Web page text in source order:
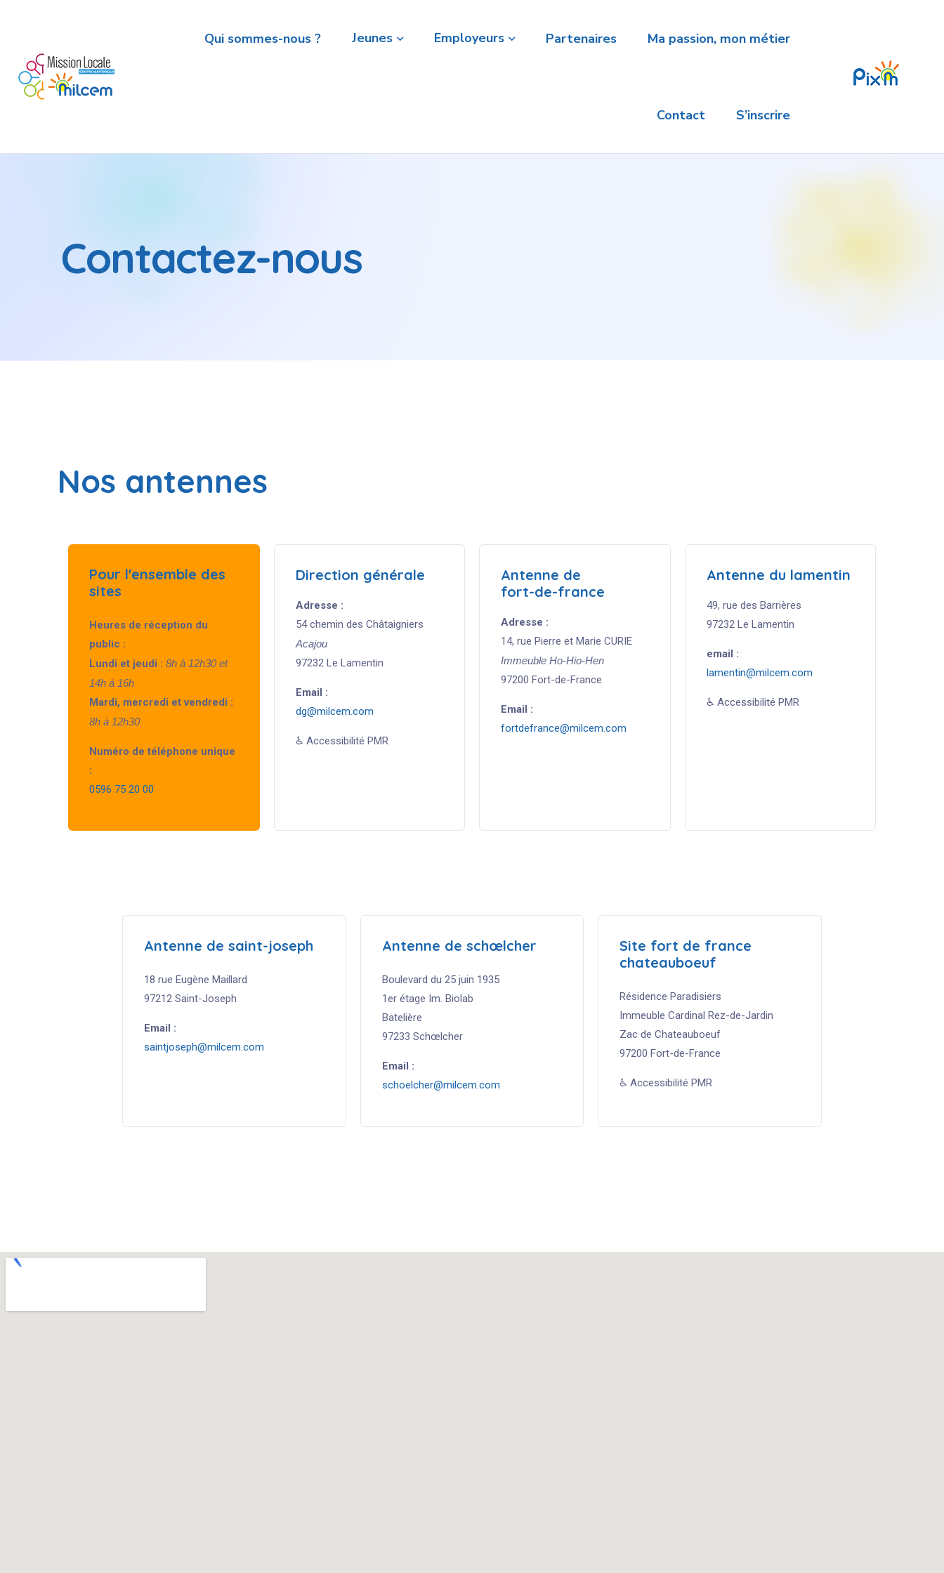
Qui sommes-nous ? Jeunes Employeurs Partenaires Ma passion, mon métier
Contact S’inscrire
Contactez-nous
Nos antennes
Pour l'ensemble des
sites
Heures de réception du
public :
Lundi et jeudi : 8h à 12h30 et
14h à 16h
Mardi, mercredi et vendredi :
8h à 12h30
Numéro de téléphone unique
:
0596 75 20 00
Direction générale
Adresse :
54 chemin des Châtaigniers
Acajou
97232 Le Lamentin
Email :
dg@milcem.com
♿ Accessibilité PMR
Antenne de
fort-de-france
Adresse :
14, rue Pierre et Marie CURIE
Immeuble Ho-Hio-Hen
97200 Fort-de-France
Email :
fortdefrance@milcem.com
Antenne du lamentin
49, rue des Barrières
97232 Le Lamentin
email :
lamentin@milcem.com
♿ Accessibilité PMR
Antenne de saint-joseph
18 rue Eugène Maillard
97212 Saint-Joseph
Email :
saintjoseph@milcem.com
Antenne de schœlcher
Boulevard du 25 juin 1935
1er étage Im. Biolab
Batelière
97233 Schœlcher
Email :
schoelcher@milcem.com
Site fort de france
chateauboeuf
Résidence Paradisiers
Immeuble Cardinal Rez-de-Jardin
Zac de Chateauboeuf
97200 Fort-de-France
♿ Accessibilité PMR